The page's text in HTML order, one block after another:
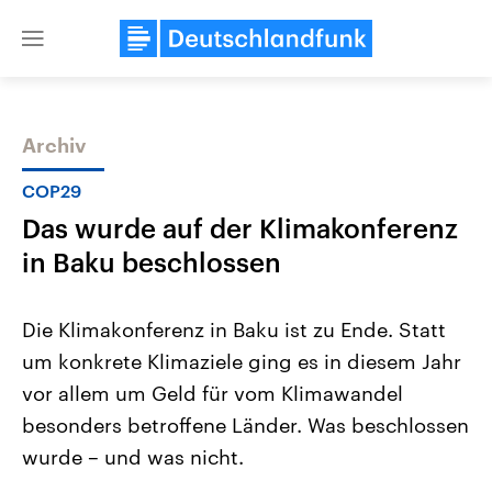
Close
Themen
Landtagswahl Sachsen-Anhalt
2026
Alle Informationen
Sachsen-Anhalt wählt am 6.
September 2026 einen neuen
Landtag. Seit 2021 wird das
USA
Aktuelle Beiträge,
Hintergründe
Wirtschaftlich und
Archiv
COP29
Das wurde auf der Klimakonferenz
in Baku beschlossen
Die Klimakonferenz in Baku ist zu Ende. Statt
um konkrete Klimaziele ging es in diesem Jahr
vor allem um Geld für vom Klimawandel
besonders betroffene Länder. Was beschlossen
wurde – und was nicht.